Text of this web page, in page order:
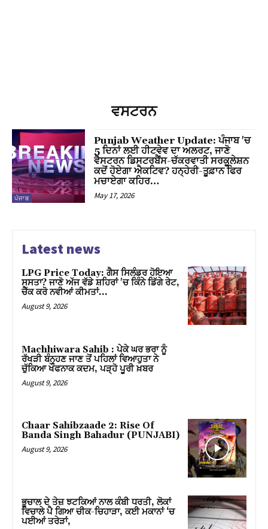
ਵਸਟਰਨ
ਪੰਜਾਬ
Punjab Weather Update: ਪੰਜਾਬ 'ਚ
5 ਦਿਨਾਂ ਲਈ ਹੀਟਵੇਵ ਦਾ ਅਲਰਟ, ਜਾਣੋ
ਵੈਸਟਰਨ ਡਿਸਟਰਬੈਂਸ-ਚੱਕਰਵਾਤੀ ਸਰਕੂਲੇਸ਼ਨ
ਕਦੋਂ ਹੋਏਗਾ ਐਕਟਿਵ? ਹਨ੍ਹੇਰੀ-ਤੂਫ਼ਾਨ ਫਿਰ
ਮਚਾਏਗਾ ਕਹਿਰ…
May 17, 2026
Latest news
LPG Price Today: ਗੈਸ ਸਿਲੰਡਰ ਹੋਇਆ
ਸਸਤਾ? ਜਾਣੋ ਅੱਜ ਵੱਡੇ ਸ਼ਹਿਰਾਂ 'ਚ ਕਿੰਨੇ ਡਿੱਗੇ ਰੇਟ,
ਚੈੱਕ ਕਰੋ ਨਵੀਆਂ ਕੀਮਤਾਂ…
August 9, 2026
Machhiwara Sahib : ਪੇਕੇ ਘਰ ਭਰਾ ਨੂੰ
ਰੱਖੜੀ ਬੰਨ੍ਹਣ ਜਾਣ ਤੋਂ ਪਹਿਲਾਂ ਵਿਆਹੁਤਾ ਨੇ
ਚੁੱਕਿਆ ਖੌਫਨਾਕ ਕਦਮ, ਪੜ੍ਹੋ ਪੂਰੀ ਖ਼ਬਰ
August 9, 2026
Chaar Sahibzaade 2: Rise Of
Banda Singh Bahadur (PUNJABI)
August 9, 2026
ਭੂਚਾਲ ਦੇ ਤੇਜ਼ ਝਟਕਿਆਂ ਨਾਲ ਕੰਬੀ ਧਰਤੀ, ਲੋਕਾਂ
ਵਿਚਾਲੇ ਪੈ ਗਿਆ ਚੀਕ-ਚਿਹਾੜਾ, ਕਈ ਮਕਾਨਾਂ ‘ਚ
ਪਈਆਂ ਤਰੇੜਾਂ,